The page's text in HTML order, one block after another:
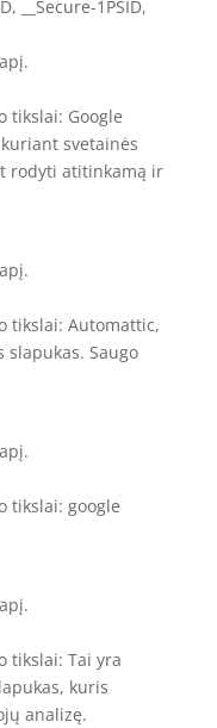
__Secure-1PSID,
tikslai: Google
svetainės
rodyti atitinkamą ir
tikslai: Automattic,
slapukas. Saugo
tikslai: google
tikslai: Tai yra
kuris
analizę.